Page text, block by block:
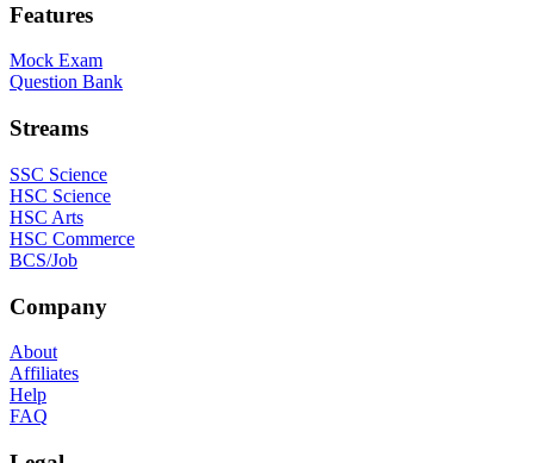
Features
Mock Exam
Question Bank
Streams
SSC Science
HSC Science
HSC Arts
HSC Commerce
BCS/Job
Company
About
Affiliates
Help
FAQ